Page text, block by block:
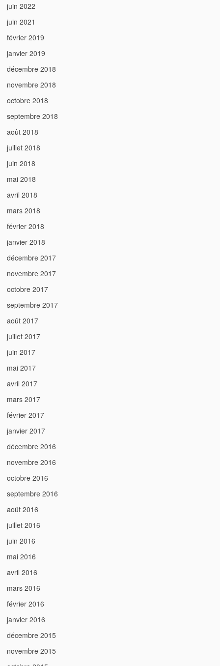
juin 2022
juin 2021
février 2019
janvier 2019
décembre 2018
novembre 2018
octobre 2018
septembre 2018
août 2018
juillet 2018
juin 2018
mai 2018
avril 2018
mars 2018
février 2018
janvier 2018
décembre 2017
novembre 2017
octobre 2017
septembre 2017
août 2017
juillet 2017
juin 2017
mai 2017
avril 2017
mars 2017
février 2017
janvier 2017
décembre 2016
novembre 2016
octobre 2016
septembre 2016
août 2016
juillet 2016
juin 2016
mai 2016
avril 2016
mars 2016
février 2016
janvier 2016
décembre 2015
novembre 2015